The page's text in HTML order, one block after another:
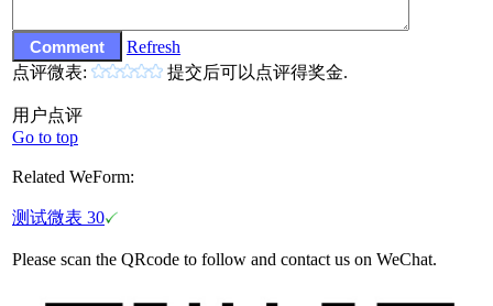
Comment
Refresh
点评微表:
提交后可以点评得奖金.
用户点评
Go to top
Related WeForm:
测试微表 30
Please scan the QRcode to follow and contact us on WeChat.